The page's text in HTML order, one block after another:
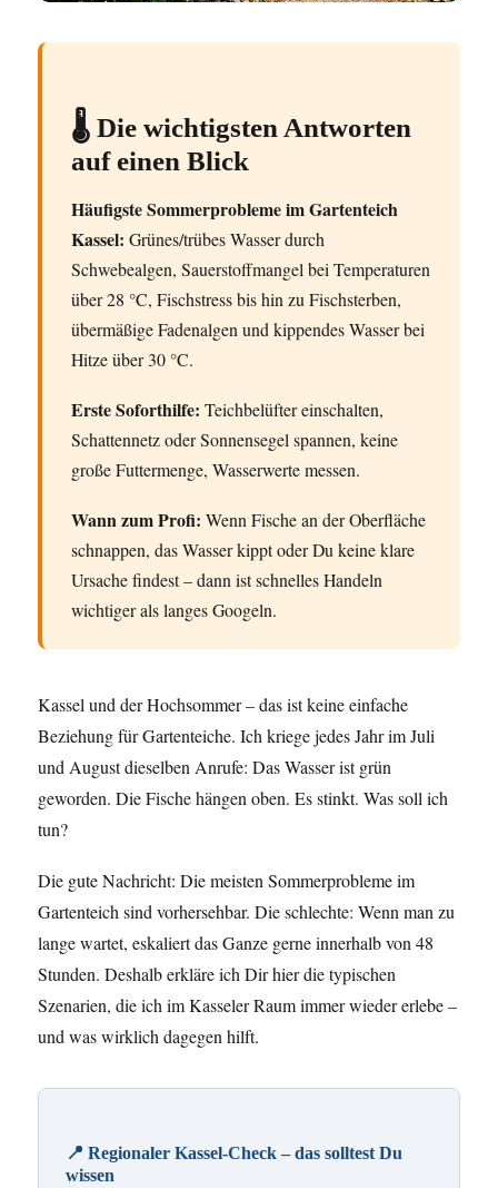
🌡️ Die wichtigsten Antworten
auf einen Blick
Häufigste Sommerprobleme im Gartenteich
Kassel: Grünes/trübes Wasser durch
Schwebealgen, Sauerstoffmangel bei Temperaturen
über 28 °C, Fischstress bis hin zu Fischsterben,
übermäßige Fadenalgen und kippendes Wasser bei
Hitze über 30 °C.
Erste Soforthilfe: Teichbelüfter einschalten,
Schattennetz oder Sonnensegel spannen, keine
große Futtermenge, Wasserwerte messen.
Wann zum Profi: Wenn Fische an der Oberfläche
schnappen, das Wasser kippt oder Du keine klare
Ursache findest – dann ist schnelles Handeln
wichtiger als langes Googeln.
Kassel und der Hochsommer – das ist keine einfache
Beziehung für Gartenteiche. Ich kriege jedes Jahr im Juli
und August dieselben Anrufe: Das Wasser ist grün
geworden. Die Fische hängen oben. Es stinkt. Was soll ich
tun?
Die gute Nachricht: Die meisten Sommerprobleme im
Gartenteich sind vorhersehbar. Die schlechte: Wenn man zu
lange wartet, eskaliert das Ganze gerne innerhalb von 48
Stunden. Deshalb erkläre ich Dir hier die typischen
Szenarien, die ich im Kasseler Raum immer wieder erlebe –
und was wirklich dagegen hilft.
📍 Regionaler Kassel-Check – das solltest Du
wissen